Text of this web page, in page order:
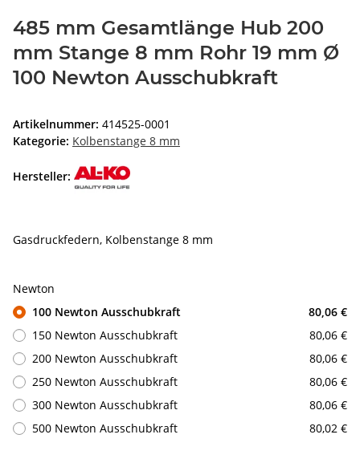
485 mm Gesamtlänge Hub 200
mm Stange 8 mm Rohr 19 mm Ø
100 Newton Ausschubkraft
Artikelnummer: 414525-0001
Kategorie: Kolbenstange 8 mm
Hersteller:
Gasdruckfedern, Kolbenstange 8 mm
Newton
100 Newton Ausschubkraft
80,06 €
150 Newton Ausschubkraft
80,06 €
200 Newton Ausschubkraft
80,06 €
250 Newton Ausschubkraft
80,06 €
300 Newton Ausschubkraft
80,06 €
500 Newton Ausschubkraft
80,02 €